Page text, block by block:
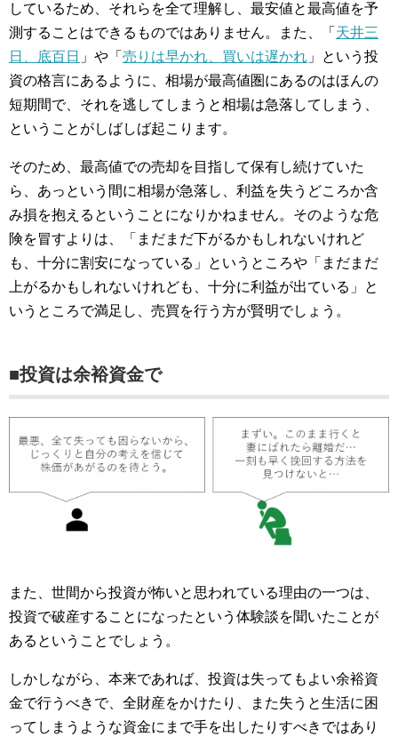
しているため、それらを全て理解し、最安値と最高値を予
測することはできるものではありません。また、「 天井三
日、底百日 」や「 売りは早かれ、買いは遅かれ 」という投
資の格言にあるように、相場が最高値圏にあるのはほんの
短期間で、それを逃してしまうと相場は急落してしまう、
ということがしばしば起こります。
そのため、最高値での売却を目指して保有し続けていた
ら、あっという間に相場が急落し、利益を失うどころか含
み損を抱えるということになりかねません。そのような危
険を冒すよりは、「まだまだ下がるかもしれないけれど
も、十分に割安になっている」というところや「まだまだ
上がるかもしれないけれども、十分に利益が出ている」と
いうところで満足し、売買を行う方が賢明でしょう。
■投資は余裕資金で
また、世間から投資が怖いと思われている理由の一つは、
投資で破産することになったという体験談を聞いたことが
あるということでしょう。
しかしながら、本来であれば、投資は失ってもよい余裕資
金で行うべきで、全財産をかけたり、また失うと生活に困
ってしまうような資金にまで手を出したりすべきではあり